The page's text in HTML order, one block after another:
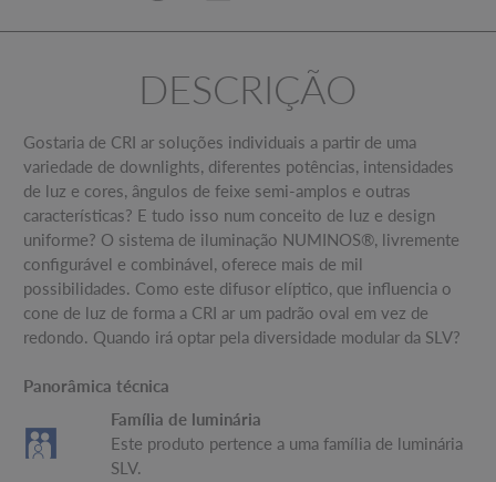
DESCRIÇÃO
Gostaria de CRI ar soluções individuais a partir de uma
variedade de downlights, diferentes potências, intensidades
de luz e cores, ângulos de feixe semi-amplos e outras
características? E tudo isso num conceito de luz e design
uniforme? O sistema de iluminação NUMINOS®, livremente
configurável e combinável, oferece mais de mil
possibilidades. Como este difusor elíptico, que influencia o
cone de luz de forma a CRI ar um padrão oval em vez de
redondo. Quando irá optar pela diversidade modular da SLV?
Panorâmica técnica
Família de luminária
Este produto pertence a uma família de luminária
SLV.